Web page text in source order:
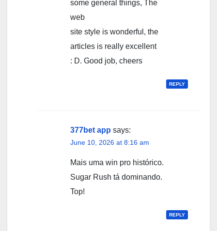
some general things, The
web
site style is wonderful, the
articles is really excellent
: D. Good job, cheers
REPLY
377bet app says:
June 10, 2026 at 8:16 am
Mais uma win pro histórico.
Sugar Rush tá dominando.
Top!
REPLY